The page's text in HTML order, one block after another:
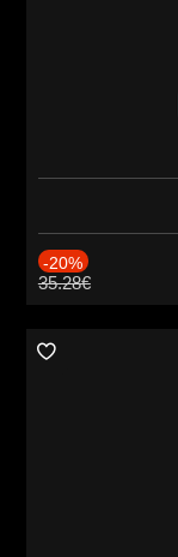
-20%
35.28€